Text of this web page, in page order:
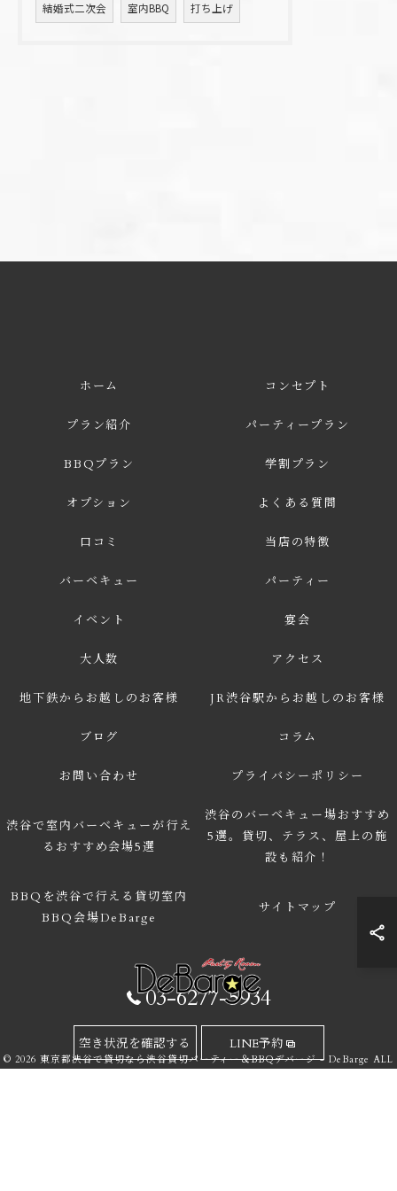
結婚式二次会 室内BBQ 打ち上げ
03-6277-5934
空き状況を確認する LINE予約
ホーム コンセプト
プラン紹介 パーティープラン
BBQプラン 学割プラン
オプション よくある質問
口コミ 当店の特徴
バーベキュー パーティー
イベント 宴会
大人数 アクセス
地下鉄からお越しのお客様 JR渋谷駅からお越しのお客様
ブログ コラム
お問い合わせ プライバシーポリシー
渋谷で室内バーベキューが行え
るおすすめ会場5選
渋谷のバーベキュー場おすすめ
5選。貸切、テラス、屋上の施
設も紹介！
BBQを渋谷で行える貸切室内
BBQ会場DeBarge
サイトマップ
© 2026 東京都渋谷で貸切なら渋谷貸切パーティー＆BBQデバージ - DeBarge ALL